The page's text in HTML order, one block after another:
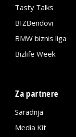
Tasty Talks
BIZBendovi
BMW biznis liga
Bizlife Week
Za partnere
Saradnja
Media Kit